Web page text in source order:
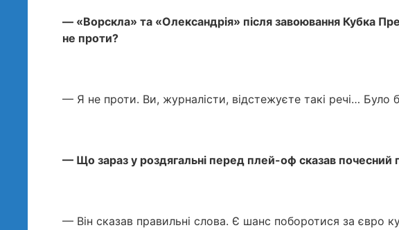
— «Ворскла» та «Олександрія» після завоювання Кубка
не проти?
— Я не проти. Ви, журналісти, відстежуєте такі речі… Було
— Що зараз у роздягальні перед плей-оф сказав почесний
— Він сказав правильні слова. Є шанс поборотися за євро